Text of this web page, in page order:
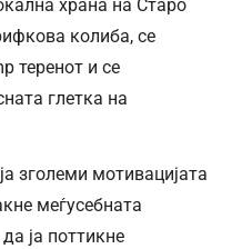
храна на Старо
колиба, се
теренот и се
глетка на
зголеми мотивацијата
меѓусебната
ја поттикне